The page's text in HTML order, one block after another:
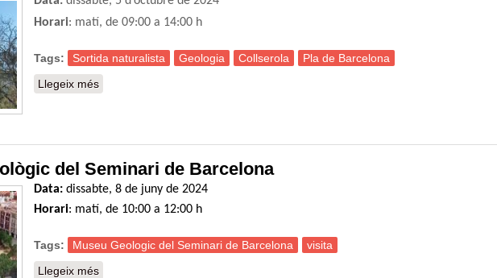
Horari: matí, de 09:00 a 14:00 h
Tags: Sortida naturalista Geologia Collserola
Pla de Barcelona
Llegeix més
del Seminari de Barcelona
Data: dissabte, 8 de juny de 2024
Horari: matí, de 10:00 a 12:00 h
Tags: Museu Geologic del Seminari de Barcelona
visita
Llegeix més